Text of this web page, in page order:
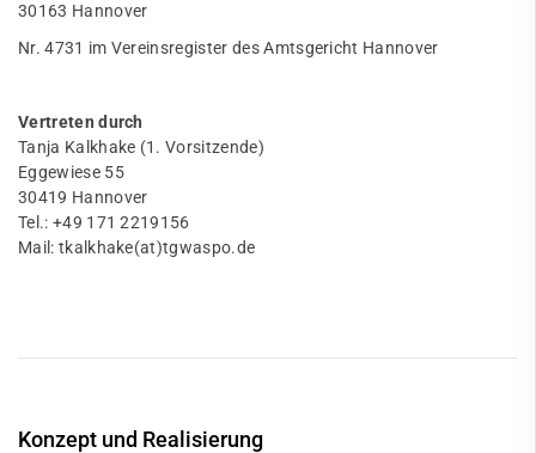
30163 Hannover
Nr. 4731 im Vereinsregister des Amtsgericht Hannover
Vertreten durch
Tanja Kalkhake (1. Vorsitzende)
Eggewiese 55
30419 Hannover
Tel.: +49 171 2219156
Mail: tkalkhake(at)tgwaspo.de
Konzept und Realisierung